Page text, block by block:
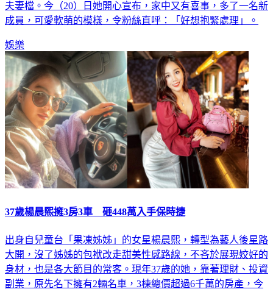
夫妻檔。今（20）日她開心宣布，家中又有喜事，多了一名新
成員，可愛軟萌的模樣，令粉絲直呼：「好想抱緊處理」。
娛樂
37歲楊晨熙擁3房3車 砸448萬入手保時捷
出身自兒童台「果凍姊姊」的女星楊晨熙，轉型為藝人後星路
大開，沒了姊姊的包袱改走甜美性感路線，不吝於展現姣好的
身材，也是各大節目的常客。現年37歲的她，靠著理財、投資
副業，原先名下擁有2輛名車，3棟總價超過6千萬的房產，今